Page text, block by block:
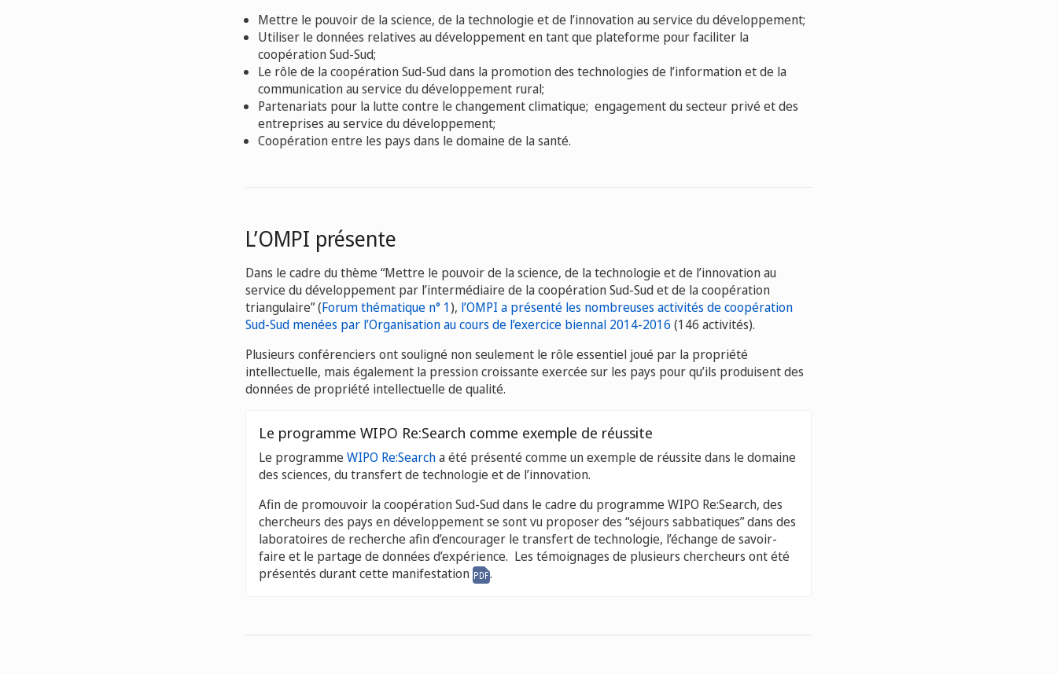
Mettre le pouvoir de la science, de la technologie et de l’innovation au service du développement;
Utiliser le données relatives au développement en tant que plateforme pour faciliter la
coopération Sud-Sud;
Le rôle de la coopération Sud-Sud dans la promotion des technologies de l’information et de la
communication au service du développement rural;
Partenariats pour la lutte contre le changement climatique; engagement du secteur privé et des
entreprises au service du développement;
Coopération entre les pays dans le domaine de la santé.
L’OMPI présente
Dans le cadre du thème “Mettre le pouvoir de la science, de la technologie et de l’innovation au
service du développement par l’intermédiaire de la coopération Sud-Sud et de la coopération
triangulaire” (Forum thématique n° 1), l’OMPI a présenté les nombreuses activités de coopération
Sud-Sud menées par l’Organisation au cours de l’exercice biennal 2014-2016 (146 activités).
Plusieurs conférenciers ont souligné non seulement le rôle essentiel joué par la propriété
intellectuelle, mais également la pression croissante exercée sur les pays pour qu’ils produisent des
données de propriété intellectuelle de qualité.
Le programme WIPO Re:Search comme exemple de réussite
Le programmeWIPO Re:Searcha été présenté comme un exemple de réussite dans le domaine
des sciences, du transfert de technologie et de l’innovation.
Afin de promouvoir la coopération Sud-Sud dans le cadre du programme WIPO Re:Search, des
chercheurs des pays en développement se sont vu proposer des “séjours sabbatiques” dans des
laboratoires de recherche afin d’encourager le transfert de technologie, l’échange de savoir-
faire et le partage de données d’expérience. Les témoignages de plusieurs chercheurs ont été
présentés durant cette manifestation
.